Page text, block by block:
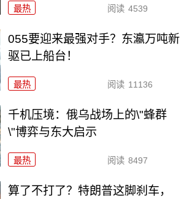
最热 阅读 4539
055要迎来最强对手？东瀛万吨新
驱已上船台！
最热 阅读 11136
千机压境：俄乌战场上的\"蜂群
\"博弈与东大启示
最热 阅读 8497
算了不打了？特朗普这脚刹车，